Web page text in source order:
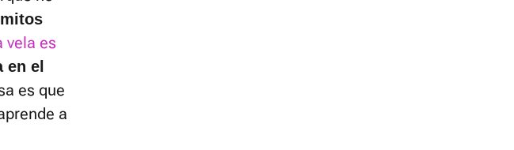
vela es
en el
es que
a